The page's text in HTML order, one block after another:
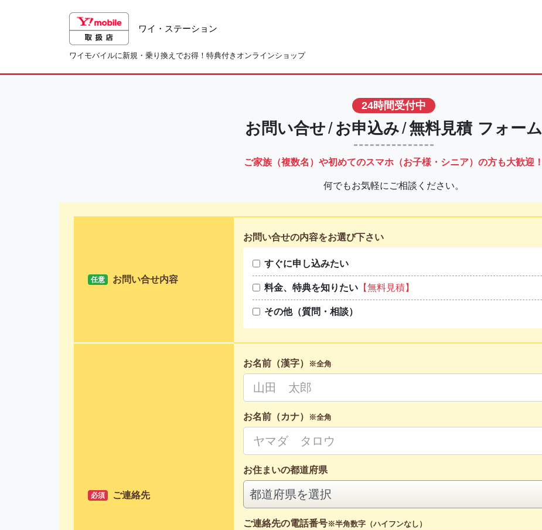
ワイ・ステーション
ワイモバイルに新規・乗り換えでお得！特典付きオンラインショップ
24時間受付中
お問い合せ/お申込み/無料見積 フォーム
ご家族（複数名）や初めてのスマホ（お子様・シニア）の方も大歓迎！
何でもお気軽にご相談ください。
任意 お問い合せ内容
お問い合せの内容をお選び下さい
すぐに申し込みたい
料金、特典を知りたい 【無料見積】
その他（質問・相談）
必須 ご連絡先
お名前（漢字） ※全角
お名前（カナ） ※全角
お住まいの都道府県
ご連絡先の電話番号※半角数字（ハイフンなし）